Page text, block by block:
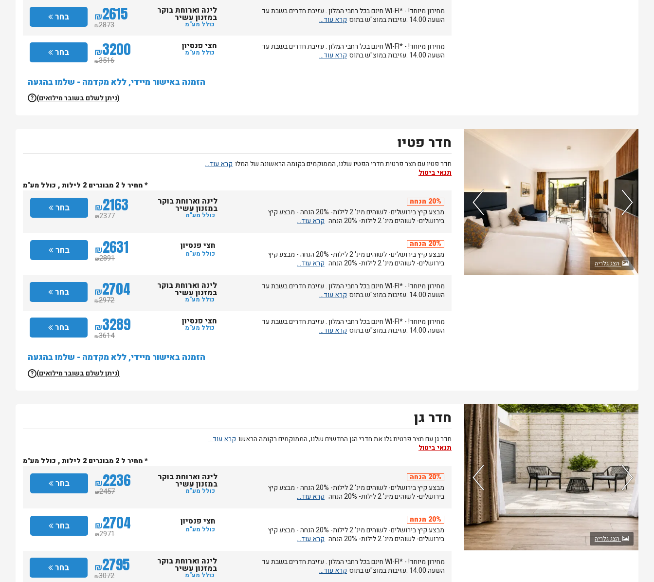
מחירון מיוחד! - *WI-FI חינם בכל רחבי המלון . עזיבת חדרים בשבת עד
השעה 14.00 .עזיבות במוצ"ש בתוס
בחר ₪2615
₪2873
לינה וארוחת בוקר
במזנון עשיר
כולל מע"מ
מחירון מיוחד! - *WI-FI חינם בכל רחבי המלון . עזיבת חדרים בשבת עד
השעה 14.00 .עזיבות במוצ"ש בתוס
בחר ₪3200
₪3516
חצי פנסיון
כולל מע"מ
הזמנה באישור מיידי, ללא מקדמה - שלמו בהגעה
(ניתן לשלם בשובר מילואים) ?
נותרו 5 חדרים אחרונים בממשק!
הצג גלריה
חדר פטיו
חדר פטיו עם חצר פרטית חדרי הפטיו שלנו, הממוקמים בקומה הראשונה של המלו
תנאי ביטול
* מחיר ל 2 מבוגרים 2 לילות , כולל מע"מ
20% הנחה
מבצע קיץ בירושלים- לשוהים מינ' 2 לילות- 20% הנחה - מבצע קיץ
בירושלים- לשוהים מינ' 2 לילות- 20% הנחה
בחר ₪2163
₪2377
לינה וארוחת בוקר
במזנון עשיר
כולל מע"מ
20% הנחה
מבצע קיץ בירושלים- לשוהים מינ' 2 לילות- 20% הנחה - מבצע קיץ
בירושלים- לשוהים מינ' 2 לילות- 20% הנחה
בחר ₪2631
₪2891
חצי פנסיון
כולל מע"מ
מחירון מיוחד! - *WI-FI חינם בכל רחבי המלון . עזיבת חדרים בשבת עד
השעה 14.00 .עזיבות במוצ"ש בתוס
בחר ₪2704
₪2972
לינה וארוחת בוקר
במזנון עשיר
כולל מע"מ
מחירון מיוחד! - *WI-FI חינם בכל רחבי המלון . עזיבת חדרים בשבת עד
השעה 14.00 .עזיבות במוצ"ש בתוס
בחר ₪3289
₪3614
חצי פנסיון
כולל מע"מ
הזמנה באישור מיידי, ללא מקדמה - שלמו בהגעה
(ניתן לשלם בשובר מילואים) ?
נותרו 5 חדרים אחרונים בממשק!
הצג גלריה
חדר גן
חדר גן עם חצר פרטית גלו את חדרי הגן החדשים שלנו, הממוקמים בקומה הראשו
תנאי ביטול
* מחיר ל 2 מבוגרים 2 לילות , כולל מע"מ
20% הנחה
מבצע קיץ בירושלים- לשוהים מינ' 2 לילות- 20% הנחה - מבצע קיץ
בירושלים- לשוהים מינ' 2 לילות- 20% הנחה
בחר ₪2236
₪2457
לינה וארוחת בוקר
במזנון עשיר
כולל מע"מ
20% הנחה
מבצע קיץ בירושלים- לשוהים מינ' 2 לילות- 20% הנחה - מבצע קיץ
בירושלים- לשוהים מינ' 2 לילות- 20% הנחה
בחר ₪2704
₪2971
חצי פנסיון
כולל מע"מ
מחירון מיוחד! - *WI-FI חינם בכל רחבי המלון . עזיבת חדרים בשבת עד
השעה 14.00 .עזיבות במוצ"ש בתוס
בחר ₪2795
₪3072
לינה וארוחת בוקר
במזנון עשיר
כולל מע"מ